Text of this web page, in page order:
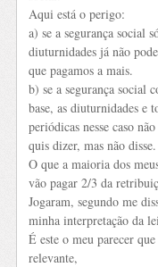
Aqui está o perigo:
a) se a segurança social
diuturnidades já não
que pagamos a mais.
b) se a segurança social
base, as diuturnidades e
periódicas nesse caso
quis dizer, mas não disse.
O que a maioria dos
vão pagar 2/3 da
Jogaram, segundo me
minha interpretação da
É este o meu parecer
relevante,